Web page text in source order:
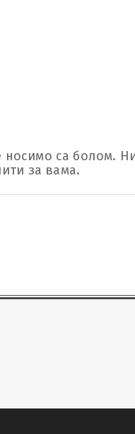
носимо са болом.
за вама.